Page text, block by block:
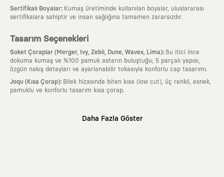
Sertifikalı Boyalar: Kumaş üretiminde kullanılan boyalar, uluslararası
sertifikalara sahiptir ve insan sağlığına tamamen zararsızdır.
Tasarım Seçenekleri
Soket Çoraplar (Merger, Ivy, Zebil, Dune, Wavex, Lima): Su itici ince
dokuma kumaş ve %100 pamuk astarın buluştuğu; 5 parçalı yapısı,
özgün nakış detayları ve ayarlanabilir tokasıyla konforlu cap tasarımı.
Joqu (Kısa Çorap): Bilek hizasında biten kısa (low cut), üç renkli, esnek,
pamuklu ve konforlu tasarım kısa çorap.
Daha Fazla Göster